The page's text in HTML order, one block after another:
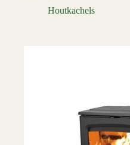
Houtkachels